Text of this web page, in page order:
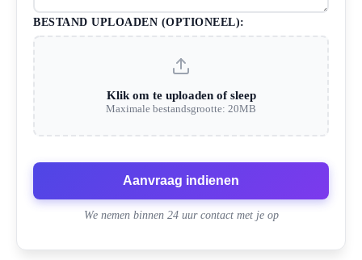
BESTAND UPLOADEN (OPTIONEEL):
Klik om te uploaden of sleep
Maximale bestandsgrootte: 20MB
Aanvraag indienen
We nemen binnen 24 uur contact met je op